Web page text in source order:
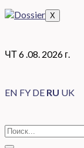
X
ЧТ 6 .08. 2026 г.
EN FY DE RU UK